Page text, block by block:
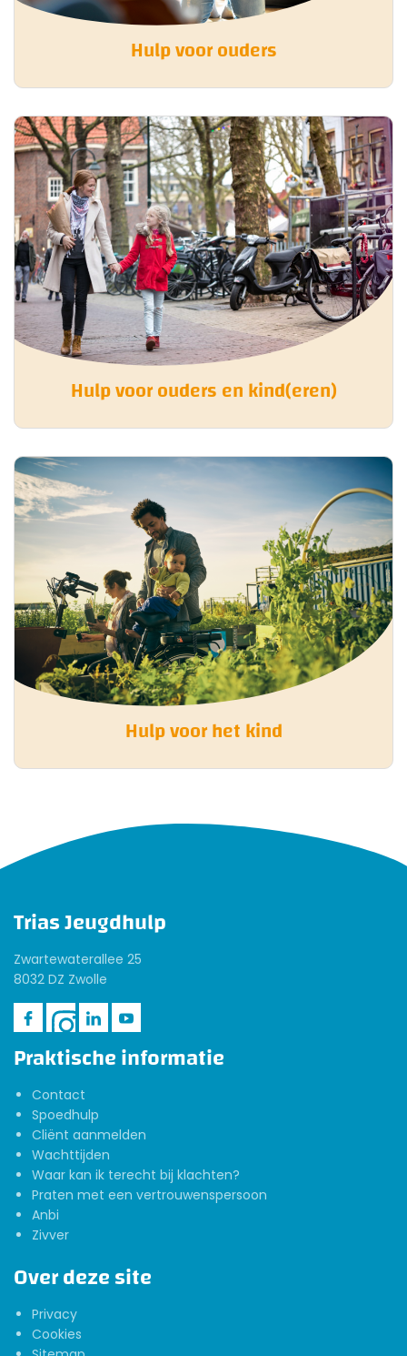
Hulp voor ouders
Hulp voor ouders en kind(eren)
Hulp voor het kind
Trias Jeugdhulp
Zwartewaterallee 25
8032 DZ Zwolle
Praktische informatie
Contact
Spoedhulp
Cliënt aanmelden
Wachttijden
Waar kan ik terecht bij klachten?
Praten met een vertrouwenspersoon
Anbi
Zivver
Over deze site
Privacy
Cookies